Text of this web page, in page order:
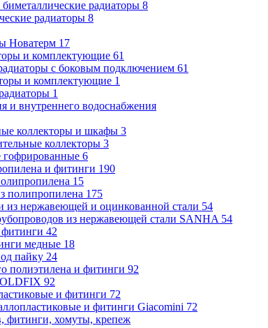
радиаторы 8
радиаторы 8
Новатерм 17
и комплектующие 61
с боковым подключением 61
и комплектующие 1
1
и внутреннего водоснабжения
коллекторы и шкафы 3
коллекторы 3
6
и фитинги 190
15
полипропилена 175
из нержавеющей и оцинкованной стали 54
из нержавеющей стали SANHA 54
42
медные 18
пайку 24
полиэтилена и фитинги 92
92
и фитинги 72
и фитинги Giacomini 72
фитинги, хомуты, крепеж